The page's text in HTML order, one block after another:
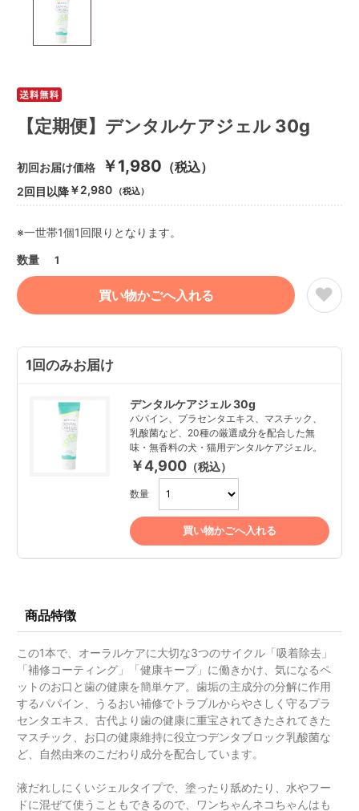
【定期便】デンタルケアジェル 30g
初回お届け価格 ￥1,980 （税込）
2回目以降￥2,980 （税込）
※一世帯1個1回限りとなります。
数量
1
商品特徴
この1本で、オーラルケアに大切な3つのサイクル「吸着除去」
「補修コーティング」「健康キープ」に働きかけ、気になるペ
ットのお口と歯の健康を簡単ケア。歯垢の主成分の分解に作用
するパパイン、うるおい補修でトラブルからやさしく守るプラ
センタエキス、古代より歯の健康に重宝されてきたされてきた
マスチック、お口の健康維持に役立つデンタブロック乳酸菌な
ど、自然由来のこだわり成分を配合しています。
液だれしにくいジェルタイプで、塗ったり舐めたり、水やフー
ドに混ぜて使うこともできるので、ワンちゃんネコちゃんはも
1回のみお届け
デンタルケアジェル 30g
パパイン、プラセンタエキス、マスチック、
乳酸菌など、20種の厳選成分を配合した無
味・無香料の犬・猫用デンタルケアジェル。
￥4,900 （税込）
数量
買い物かごへ入れる